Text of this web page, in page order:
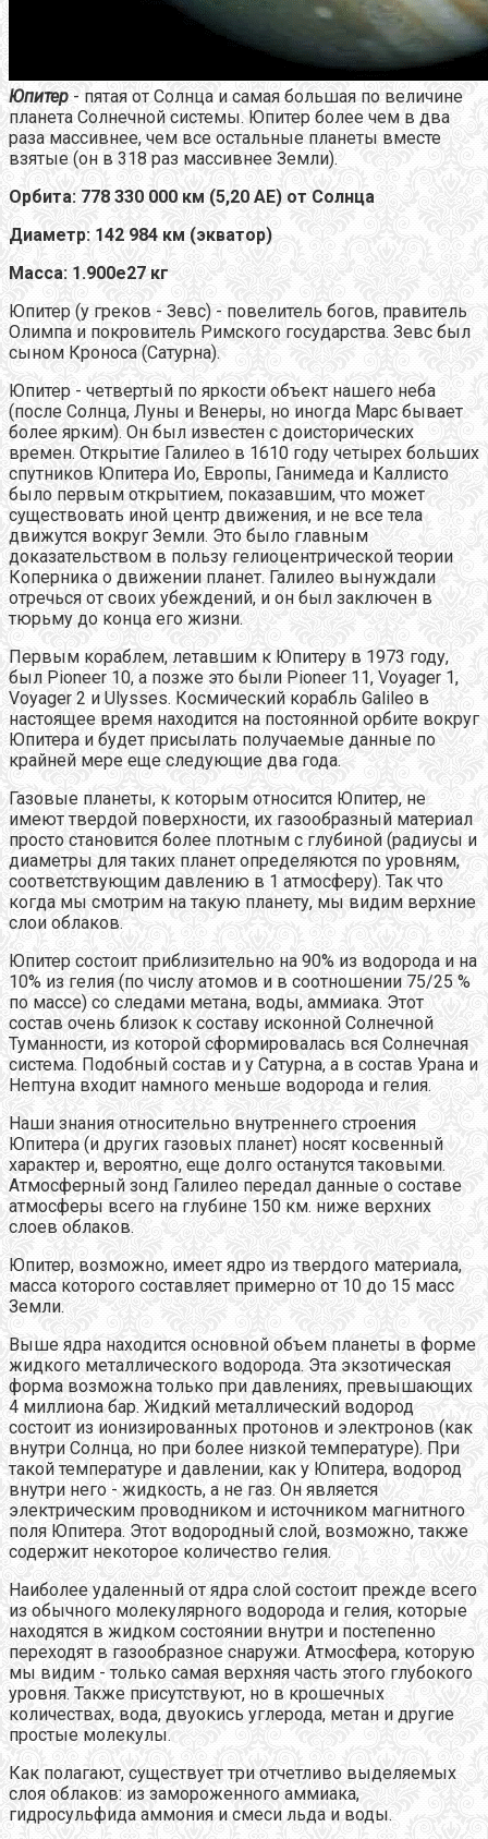
Юпитер - пятая от Солнца и самая большая по величине
планета Солнечной системы. Юпитер более чем в два
раза массивнее, чем все остальные планеты вместе
взятые (он в 318 раз массивнее Земли).
Орбита: 778 330 000 км (5,20 АЕ) от Солнца
Диаметр: 142 984 км (экватор)
Масса: 1.900е27 кг
Юпитер (у греков - Зевс) - повелитель богов, правитель
Олимпа и покровитель Римского государства. Зевс был
сыном Кроноса (Сатурна).
Юпитер - четвертый по яркости объект нашего неба
(после Солнца, Луны и Венеры, но иногда Марс бывает
более ярким). Он был известен с доисторических
времен. Открытие Галилео в 1610 году четырех больших
спутников Юпитера Ио, Европы, Ганимеда и Каллисто
было первым открытием, показавшим, что может
существовать иной центр движения, и не все тела
движутся вокруг Земли. Это было главным
доказательством в пользу гелиоцентрической теории
Коперника о движении планет. Галилео вынуждали
отречься от своих убеждений, и он был заключен в
тюрьму до конца его жизни.
Первым кораблем, летавшим к Юпитеру в 1973 году,
был Pioneer 10, а позже это были Pioneer 11, Voyager 1,
Voyager 2 и Ulysses. Космический корабль Galileo в
настоящее время находится на постоянной орбите вокруг
Юпитера и будет присылать получаемые данные по
крайней мере еще следующие два года.
Газовые планеты, к которым относится Юпитер, не
имеют твердой поверхности, их газообразный материал
просто становится более плотным с глубиной (радиусы и
диаметры для таких планет определяются по уровням,
соответствующим давлению в 1 атмосферу). Так что
когда мы смотрим на такую планету, мы видим верхние
слои облаков.
Юпитер состоит приблизительно на 90% из водорода и на
10% из гелия (по числу атомов и в соотношении 75/25 %
по массе) со следами метана, воды, аммиака. Этот
состав очень близок к составу исконной Солнечной
Туманности, из которой сформировалась вся Солнечная
система. Подобный состав и у Сатурна, а в состав Урана и
Нептуна входит намного меньше водорода и гелия.
Наши знания относительно внутреннего строения
Юпитера (и других газовых планет) носят косвенный
характер и, вероятно, еще долго останутся таковыми.
Атмосферный зонд Галилео передал данные о составе
атмосферы всего на глубине 150 км. ниже верхних
слоев облаков.
Юпитер, возможно, имеет ядро из твердого материала,
масса которого составляет примерно от 10 до 15 масс
Земли.
Выше ядра находится основной объем планеты в форме
жидкого металлического водорода. Эта экзотическая
форма возможна только при давлениях, превышающих
4 миллиона бар. Жидкий металлический водород
состоит из ионизированных протонов и электронов (как
внутри Солнца, но при более низкой температуре). При
такой температуре и давлении, как у Юпитера, водород
внутри него - жидкость, а не газ. Он является
электрическим проводником и источником магнитного
поля Юпитера. Этот водородный слой, возможно, также
содержит некоторое количество гелия.
Наиболее удаленный от ядра слой состоит прежде всего
из обычного молекулярного водорода и гелия, которые
находятся в жидком состоянии внутри и постепенно
переходят в газообразное снаружи. Атмосфера, которую
мы видим - только самая верхняя часть этого глубокого
уровня. Также присутствуют, но в крошечных
количествах, вода, двуокись углерода, метан и другие
простые молекулы.
Как полагают, существует три отчетливо выделяемых
слоя облаков: из замороженного аммиака,
гидросульфида аммония и смеси льда и воды.